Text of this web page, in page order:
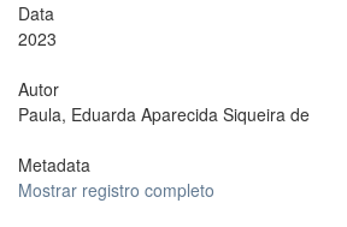
Data
2023
Autor
Paula, Eduarda Aparecida Siqueira de
Metadata
Mostrar registro completo